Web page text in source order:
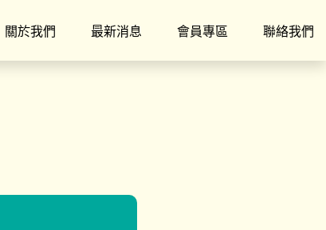
關於我們 最新消息 會員專區 聯絡我們